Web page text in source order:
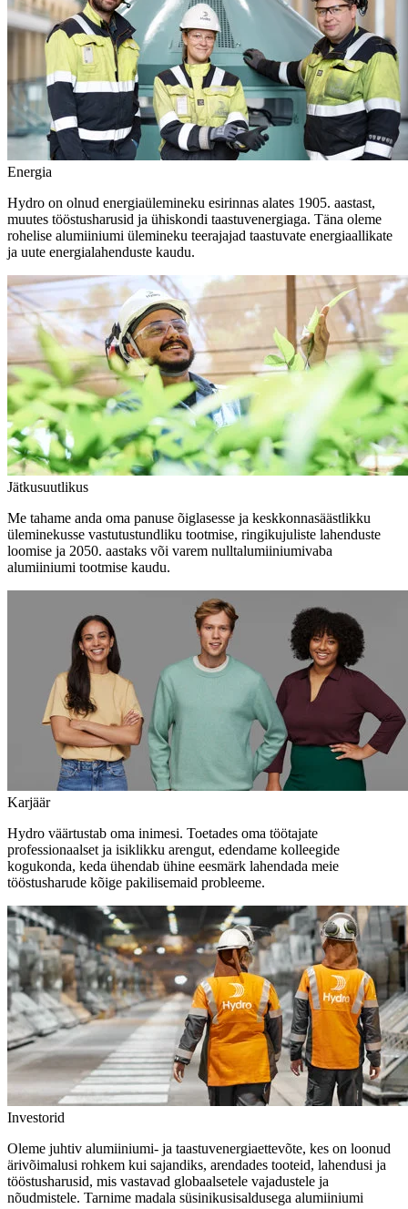
Energia
Hydro on olnud energiaülemineku esirinnas alates 1905. aastast,
muutes tööstusharusid ja ühiskondi taastuvenergiaga. Täna oleme
rohelise alumiiniumi ülemineku teerajajad taastuvate energiaallikate
ja uute energialahenduste kaudu.
Jätkusuutlikus
Me tahame anda oma panuse õiglasesse ja keskkonnasäästlikku
üleminekusse vastutustundliku tootmise, ringikujuliste lahenduste
loomise ja 2050. aastaks või varem nulltalumiiniumivaba
alumiiniumi tootmise kaudu.
Karjäär
Hydro väärtustab oma inimesi. Toetades oma töötajate
professionaalset ja isiklikku arengut, edendame kolleegide
kogukonda, keda ühendab ühine eesmärk lahendada meie
tööstusharude kõige pakilisemaid probleeme.
Investorid
Oleme juhtiv alumiiniumi- ja taastuvenergiaettevõte, kes on loonud
ärivõimalusi rohkem kui sajandiks, arendades tooteid, lahendusi ja
tööstusharusid, mis vastavad globaalsetele vajadustele ja
nõudmistele. Tarnime madala süsinikusisaldusega alumiiniumi